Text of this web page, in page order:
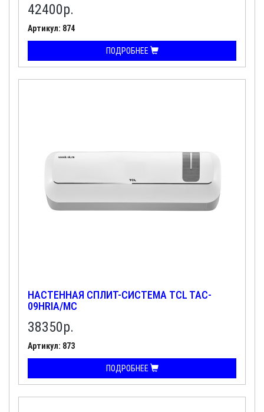
42400р.
Артикул: 874
ПОДРОБНЕЕ
НАСТЕННАЯ СПЛИТ-СИСТЕМА TCL TAC-
09HRIA/MC
38350р.
Артикул: 873
ПОДРОБНЕЕ